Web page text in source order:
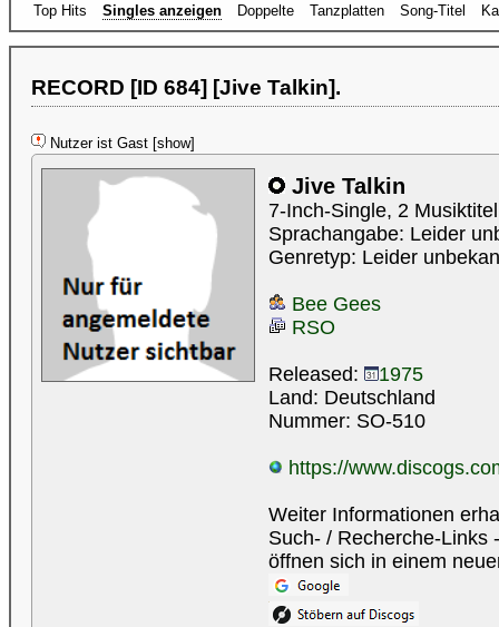
Top Hits Singles anzeigen Doppelte Tanzplatten Song-Titel
RECORD [ID 684] [Jive Talkin].
Nutzer ist Gast [show]
Jive Talkin
7-Inch-Single, 2
Sprachangabe: Leider
Genretyp: Leider
Bee Gees
RSO
Released:
1975
Land: Deutschland
Nummer: SO-510
https://
Weiter Informationen
Such- / Recherche-Links
öffnen sich in einem